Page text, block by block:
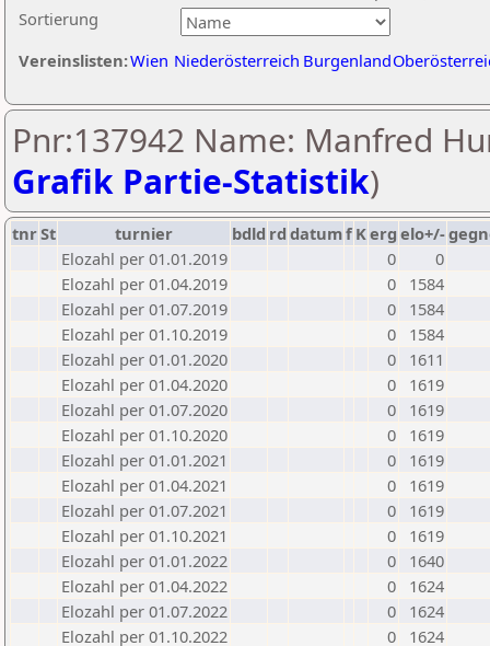
Sortierung
Vereinslisten:Wien Niederösterreich Burgenland
Pnr:137942 Name: Manfred
Grafik Partie-Statistik)
tnrSt turnier bdld rd datumf Kerg elo+/-
Elozahl per 01.01.2019
0
0
Elozahl per 01.04.2019
0
1584
Elozahl per 01.07.2019
0
1584
Elozahl per 01.10.2019
0
1584
Elozahl per 01.01.2020
0
1611
Elozahl per 01.04.2020
0
1619
Elozahl per 01.07.2020
0
1619
Elozahl per 01.10.2020
0
1619
Elozahl per 01.01.2021
0
1619
Elozahl per 01.04.2021
0
1619
Elozahl per 01.07.2021
0
1619
Elozahl per 01.10.2021
0
1619
Elozahl per 01.01.2022
0
1640
Elozahl per 01.04.2022
0
1624
Elozahl per 01.07.2022
0
1624
Elozahl per 01.10.2022
0
1624